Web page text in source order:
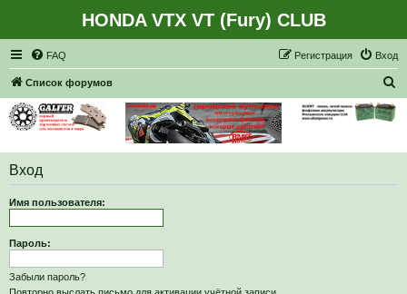
HONDA VTX VT (Fury) CLUB
FAQ Вход
Регистрация
Список форумов
Вход
Имя пользователя:
Пароль:
Забыли пароль?